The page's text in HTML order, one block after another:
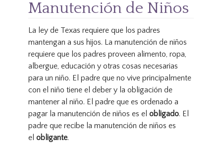
Manutención de Niños
La ley de Texas requiere que los padres
mantengan a sus hijos. La manutención de niños
requiere que los padres proveen alimento, ropa,
albergue, educación y otras cosas necesarias
para un niño. El padre que no vive principalmente
con el niño tiene el deber y la obligación de
mantener al niño. El padre que es ordenado a
pagar la manutención de niños es el obligado. El
padre que recibe la manutención de niños es
el obligante.